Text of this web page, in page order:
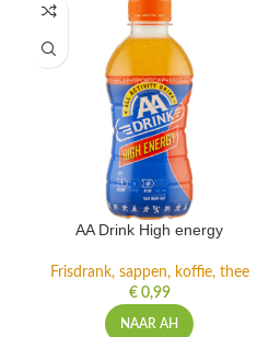
AA Drink High energy
Frisdrank, sappen, koffie, thee
€0,99
NAAR AH